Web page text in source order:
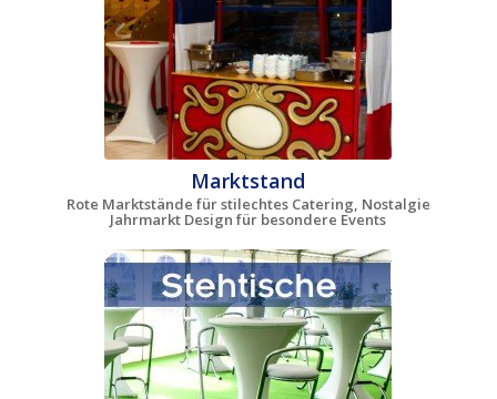
Marktstand
Rote Marktstände für stilechtes Catering, Nostalgie
Jahrmarkt Design für besondere Events